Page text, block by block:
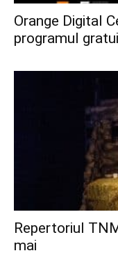
Orange Digital
programul
Repertoriul
mai